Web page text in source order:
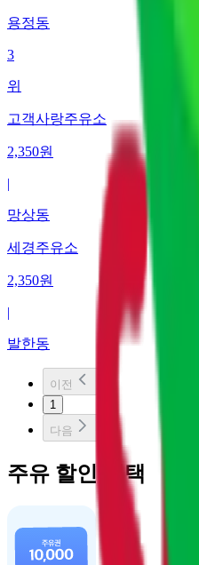
용정동
3
위
고객사랑주유소
2,350원
|
망상동
세경주유소
2,350원
|
발한동
이전
1
다음
주유 할인 혜택